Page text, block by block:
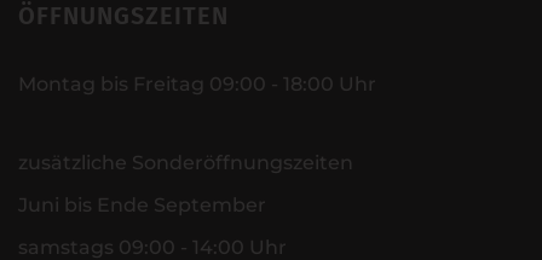
ÖFFNUNGSZEITEN
Montag bis Freitag 09:00 - 18:00 Uhr
zusätzliche Sonderöffnungszeiten
Juni bis Ende September
samstags 09:00 - 14:00 Uhr